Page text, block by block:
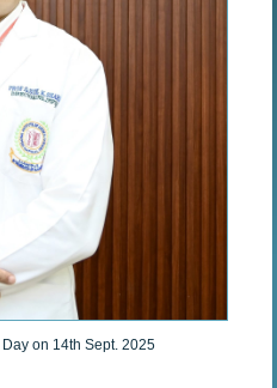
on 14th Sept. 2025